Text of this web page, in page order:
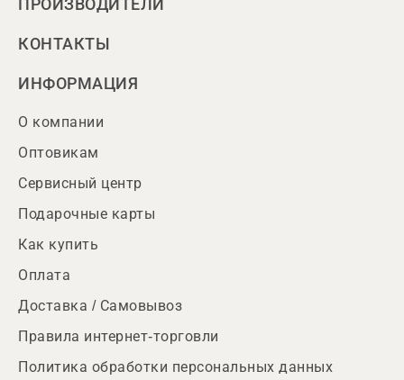
ПРОИЗВОДИТЕЛИ
КОНТАКТЫ
ИНФОРМАЦИЯ
О компании
Оптовикам
Сервисный центр
Подарочные карты
Как купить
Оплата
Доставка / Самовывоз
Правила интернет-торговли
Политика обработки персональных данных